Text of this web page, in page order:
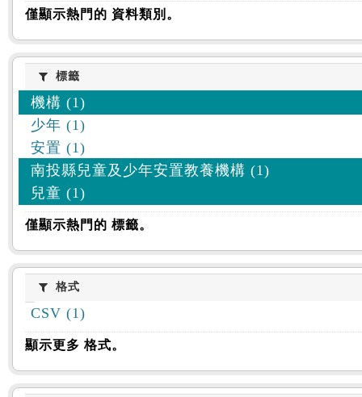
僅顯示熱門的 資料類別。
標籤標籤
機構 (1)
少年 (1)
安置 (1)
南投縣兒童及少年安置教養機構 (1)
兒童 (1)
僅顯示熱門的 標籤。
格式格式
CSV (1)
顯示更多 格式。